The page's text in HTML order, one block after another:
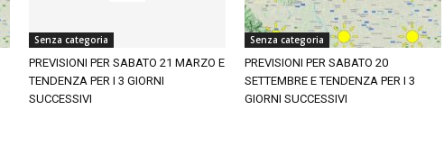
Senza categoria
PREVISIONI PER SABATO 21 MARZO E
TENDENZA PER I 3 GIORNI
SUCCESSIVI
Senza categoria
PREVISIONI PER SABATO 20
SETTEMBRE E TENDENZA PER I 3
GIORNI SUCCESSIVI